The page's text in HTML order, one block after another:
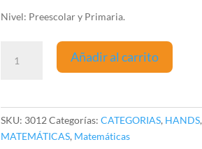
Nivel: Preescolar y Primaria.
Añadir al carrito
SKU: 3012 Categorías:CATEGORIAS, HANDS,
MATEMÁTICAS, Matemáticas